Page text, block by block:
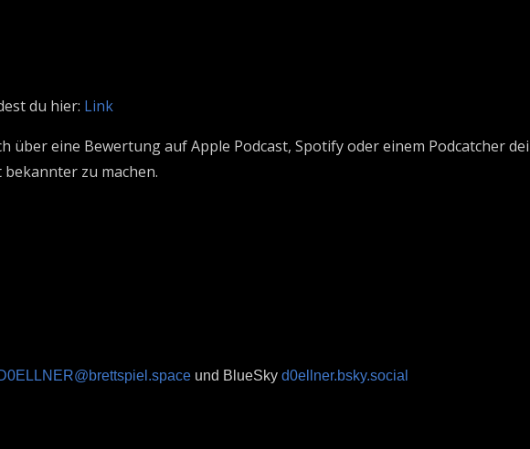
du hier: Link
über eine Bewertung auf Apple Podcast, Spotify oder einem Podcatcher
zu machen.
und BlueSky d0ellner.bsky.social